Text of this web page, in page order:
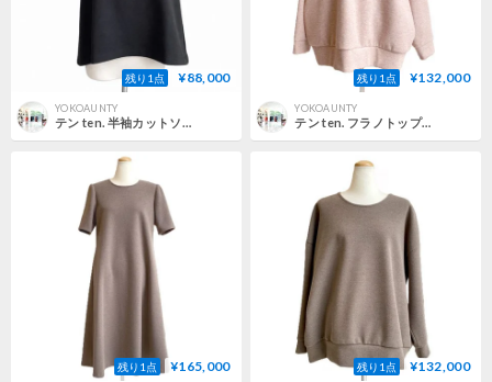
残り1点 ¥88,000
YOKOAUNTY
テン ten. 半袖カットソー 圧縮フラノジャージー ブラック 正規取扱
残り1点 ¥132,000
YOKOAUNTY
テン ten. フラノトップス長袖 圧縮フラノジャージー ピンク 正規取扱
残り1点 ¥165,000 残り1点 ¥132,000